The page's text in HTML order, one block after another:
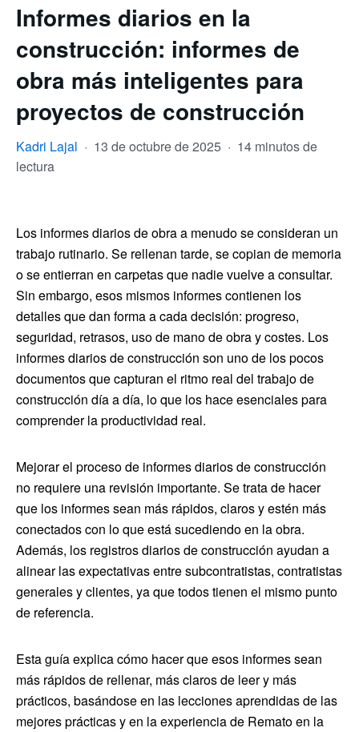
Informes diarios en la
construcción: informes de
obra más inteligentes para
proyectos de construcción
Kadri Lajal · 13 de octubre de 2025 · 14 minutos de
lectura
Los informes diarios de obra a menudo se consideran un
trabajo rutinario. Se rellenan tarde, se copian de memoria
o se entierran en carpetas que nadie vuelve a consultar.
Sin embargo, esos mismos informes contienen los
detalles que dan forma a cada decisión: progreso,
seguridad, retrasos, uso de mano de obra y costes. Los
informes diarios de construcción son uno de los pocos
documentos que capturan el ritmo real del trabajo de
construcción día a día, lo que los hace esenciales para
comprender la productividad real.
Mejorar el proceso de informes diarios de construcción
no requiere una revisión importante. Se trata de hacer
que los informes sean más rápidos, claros y estén más
conectados con lo que está sucediendo en la obra.
Además, los registros diarios de construcción ayudan a
alinear las expectativas entre subcontratistas, contratistas
generales y clientes, ya que todos tienen el mismo punto
de referencia.
Esta guía explica cómo hacer que esos informes sean
más rápidos de rellenar, más claros de leer y más
prácticos, basándose en las lecciones aprendidas de las
mejores prácticas y en la experiencia de Remato en la